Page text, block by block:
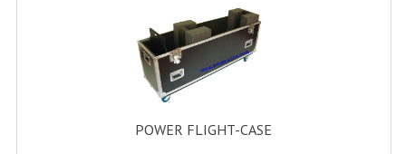
Lumière
Boules À Facettes
POWER FLIGHT-CASE